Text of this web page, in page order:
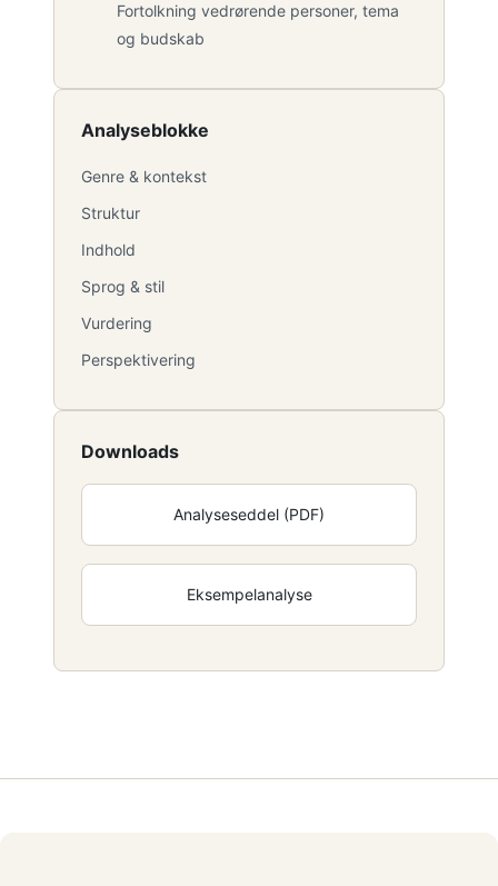
Fortolkning vedrørende personer, tema
og budskab
Analyseblokke
Genre & kontekst
Struktur
Indhold
Sprog & stil
Vurdering
Perspektivering
Downloads
Analyseseddel (PDF)
Eksempelanalyse